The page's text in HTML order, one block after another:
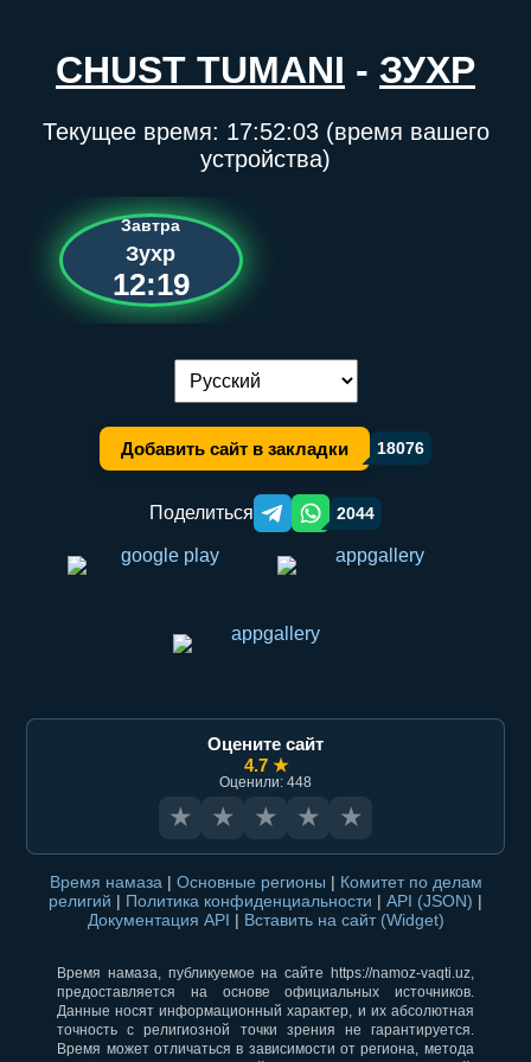
CHUST TUMANI - ЗУХР
Текущее время: 17:52:03(время вашего
устройства)
Завтра
Зухр
12:19
Переключение языка:
Добавить сайт в закладки 18076
Поделиться Telegram orqali ulashish
WhatsApp orqali ulashish
2044
Оцените сайт
4.7 ★
Оценили: 448
★ ★ ★ ★ ★
Время намаза | Основные регионы | Комитет по делам
религий | Политика конфиденциальности | API (JSON) |
Документация API | Вставить на сайт (Widget)
Время намаза, публикуемое на сайте https://namoz-vaqti.uz,
предоставляется на основе официальных источников.
Данные носят информационный характер, и их абсолютная
точность с религиозной точки зрения не гарантируется.
Время может отличаться в зависимости от региона, метода